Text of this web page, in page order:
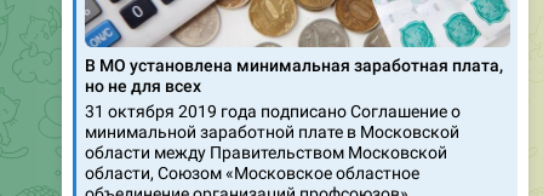
В МО установлена минимальная заработная плата,
но не для всех
31 октября 2019 года подписано Соглашение о
минимальной заработной плате в Московской
области между Правительством Московской
области, Союзом «Московское областное
объединение организаций профсоюзов»…